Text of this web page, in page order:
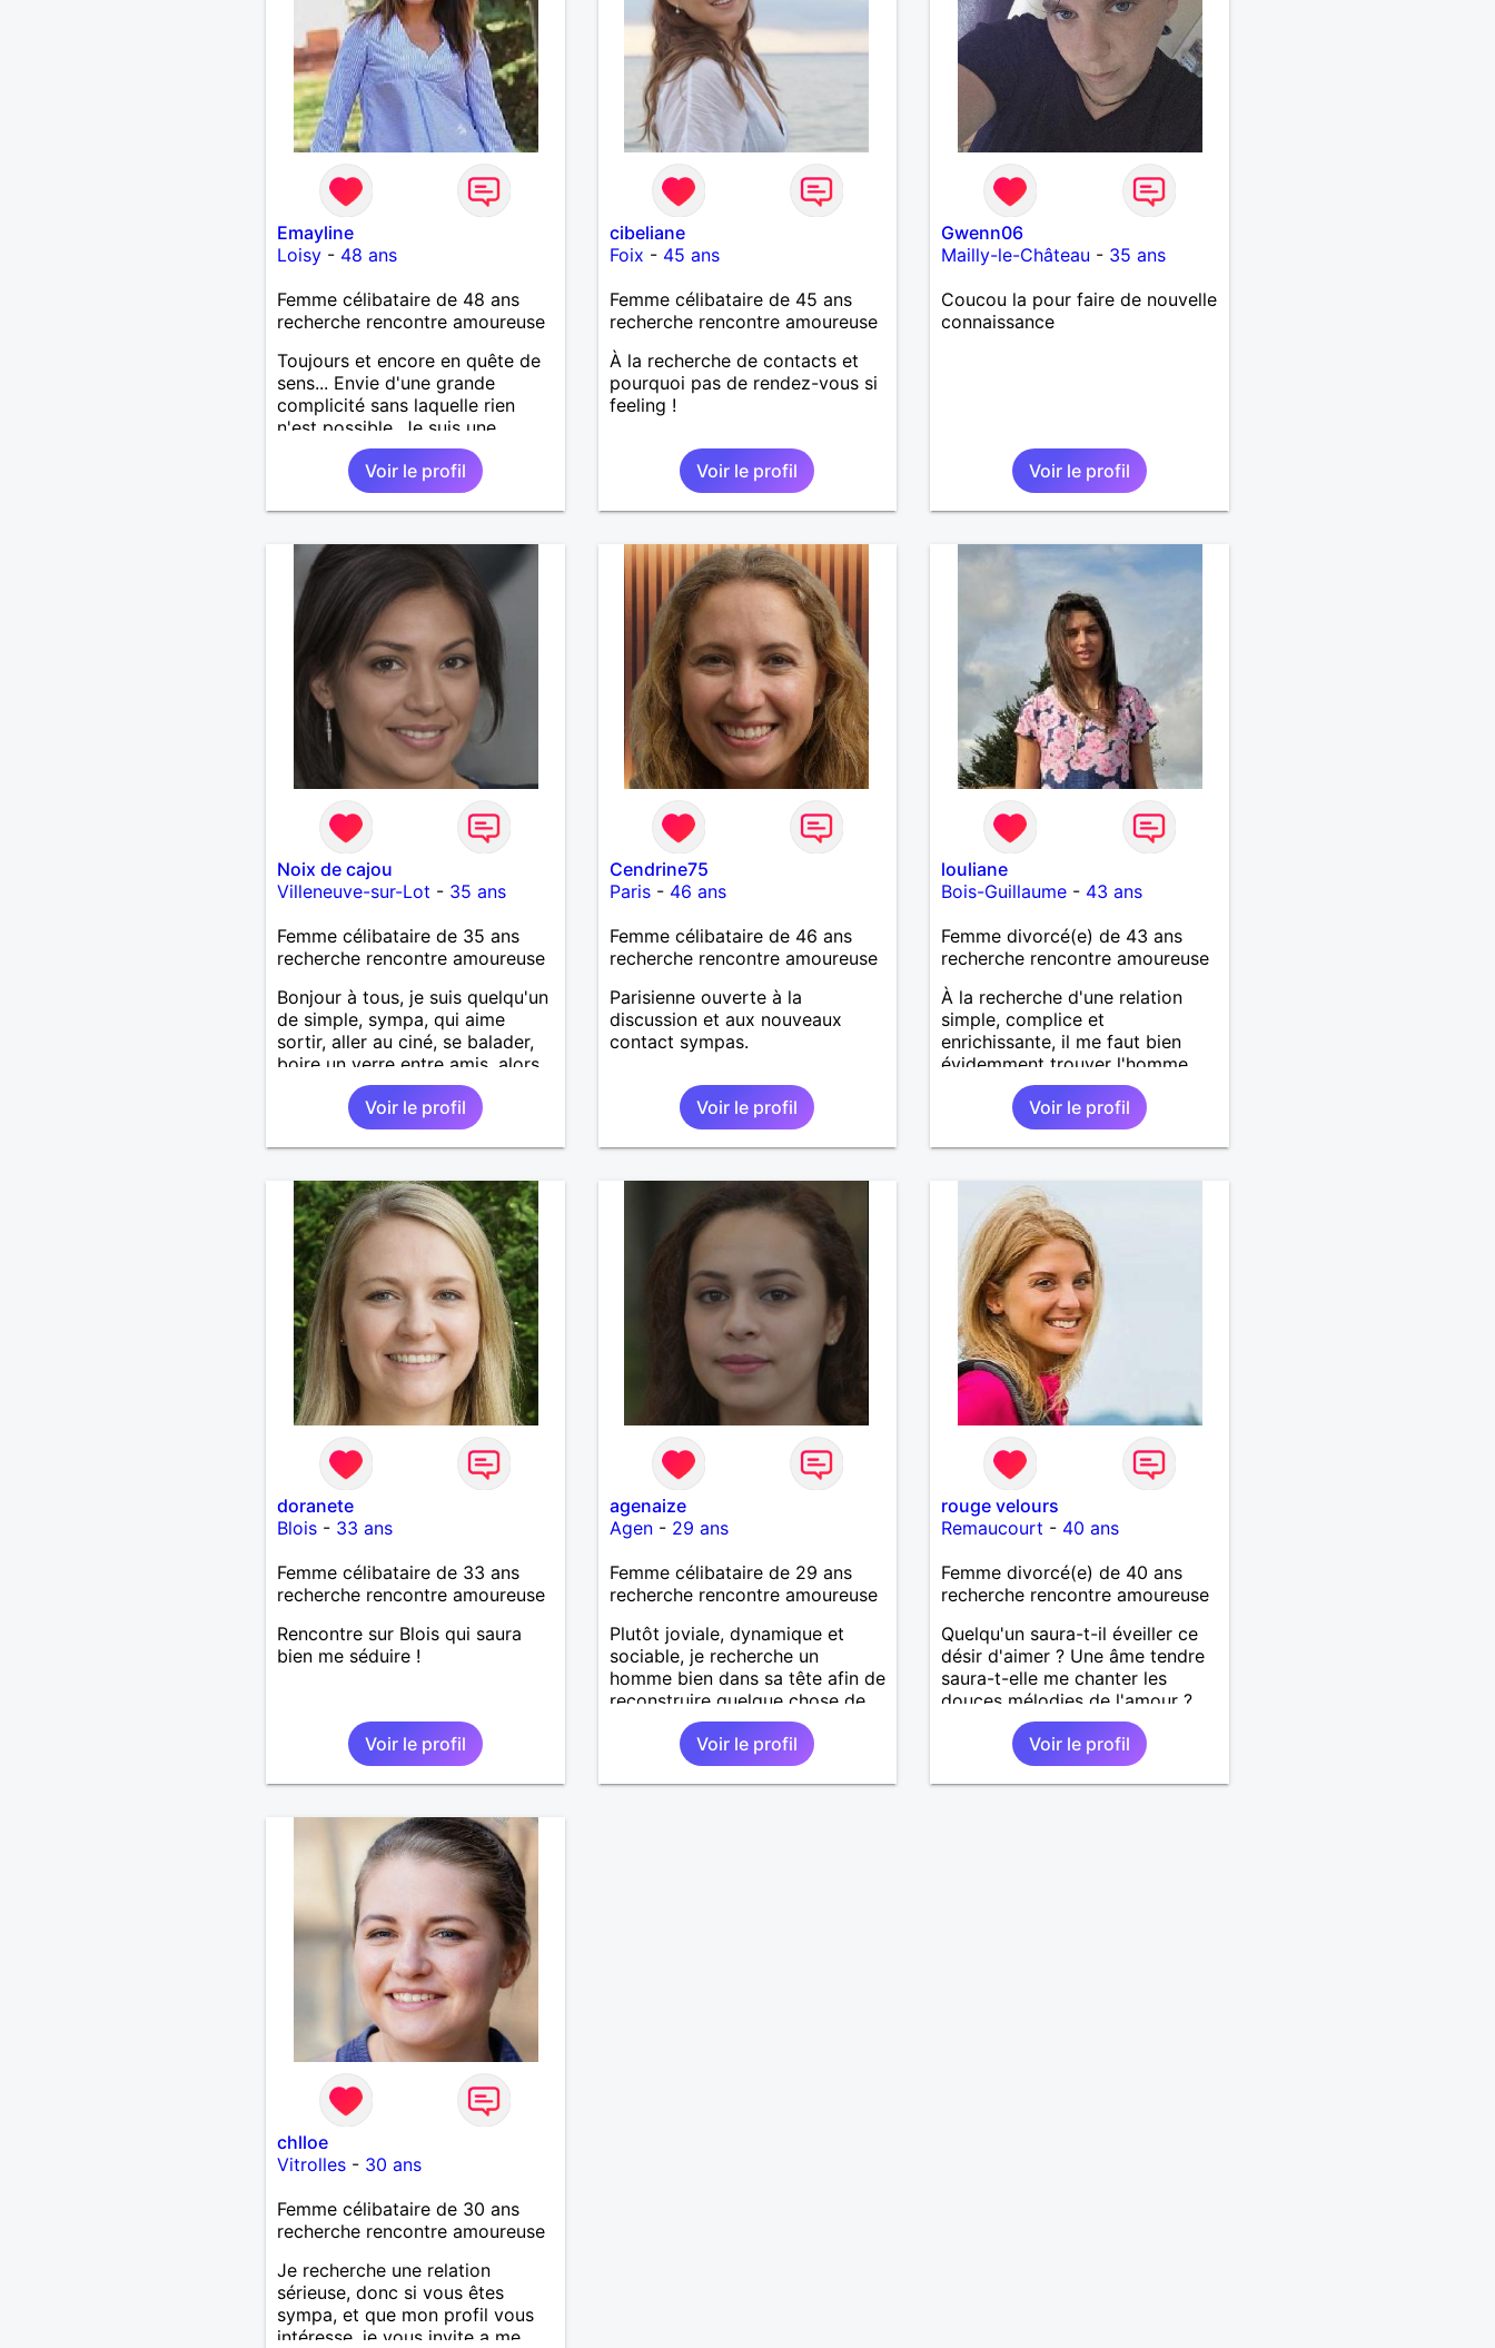
Emayline
Loisy- 48 ans
Femme célibataire de 48 ans
recherche rencontre amoureuse
Toujours et encore en quête de
sens... Envie d'une grande
complicité sans laquelle rien
n'est possible. Je suis une
femme pas difficile et je sais
m'engager à fond dans ce que
j'entreprends.
Voir le profil
cibeliane
Foix - 45 ans
Femme célibataire de 45 ans
recherche rencontre amoureuse
À la recherche de contacts et
pourquoi pas de rendez-vous si
feeling !
Voir le profil
Gwenn06
Mailly-le-Château - 35 ans
Coucou la pour faire de nouvelle
connaissance
Voir le profil
Noix de cajou
Villeneuve-sur-Lot - 35 ans
Femme célibataire de 35 ans
recherche rencontre amoureuse
Bonjour à tous, je suis quelqu'un
de simple, sympa, qui aime
sortir, aller au ciné, se balader,
boire un verre entre amis, alors
n'hésitez pas à me laisser un
message.
Voir le profil
Cendrine75
Paris- 46 ans
Femme célibataire de 46 ans
recherche rencontre amoureuse
Parisienne ouverte à la
discussion et aux nouveaux
contact sympas.
Voir le profil
louliane
Bois-Guillaume - 43 ans
Femme divorcé(e) de 43 ans
recherche rencontre amoureuse
À la recherche d'une relation
simple, complice et
enrichissante, il me faut bien
évidemment trouver l'homme
qui saura contribuer à ce
bonheur là.Voir le profil
doranete
Blois- 33 ans
Femme célibataire de 33 ans
recherche rencontre amoureuse
Rencontre sur Blois qui saura
bien me séduire !
Voir le profil
agenaize
Agen- 29 ans
Femme célibataire de 29 ans
recherche rencontre amoureuse
Plutôt joviale, dynamique et
sociable, je recherche un
homme bien dans sa tête afin de
reconstruire quelque chose de
Voir le profil
rouge velours
Remaucourt - 40 ans
Femme divorcé(e) de 40 ans
recherche rencontre amoureuse
Quelqu'un saura-t-il éveiller ce
désir d'aimer ? Une âme tendre
saura-t-elle me chanter les
douces mélodies de l'amour ?
Je ne rêve pas trop mais j'y
crois. La vie est faite
d'expérience et chacune nous
grandie de plus en plus.
Voir le profil
chlloe
Vitrolles- 30 ans
Femme célibataire de 30 ans
recherche rencontre amoureuse
Je recherche une relation
sérieuse, donc si vous êtes
sympa, et que mon profil vous
intéresse, je vous invite a me